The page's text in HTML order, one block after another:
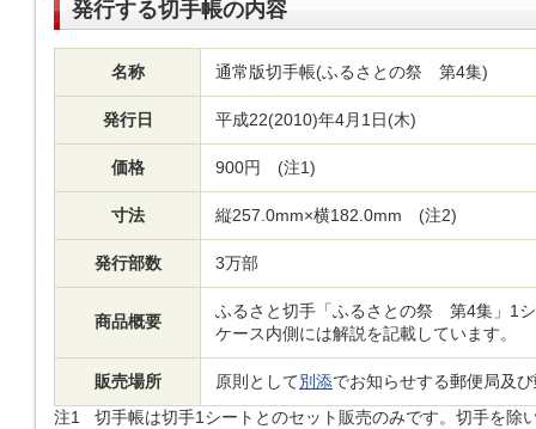
発行する切手帳の内容
名称 通常版切手帳(ふるさとの祭 第4集)
発行日 平成22(2010)年4月1日(木)
価格 900円 (注1)
寸法 縦257.0mm×横182.0mm (注2)
発行部数 3万部
商品概要
ふるさと切手「ふるさとの祭 第4集」1
ケース内側には解説を記載しています。
販売場所 原則として別添でお知らせする郵便局及
注1
切手帳は切手1シートとのセット販売のみです。切手を除